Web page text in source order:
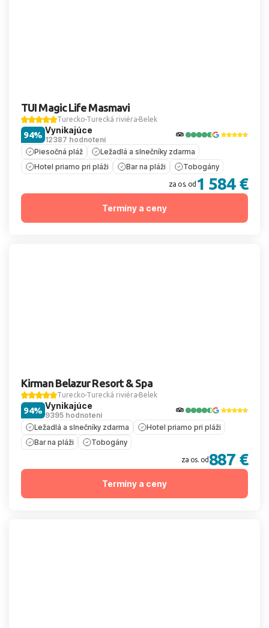
TUI Magic Life Masmavi
Turecko Turecká riviéra Belek
Vynikajúce
12387 hodnotení
94%
Piesočná pláž
Ležadlá a slnečníky zdarma
Hotel priamo pri pláži
Bar na pláži Tobogány
za os. od 1 584 €
Termíny a ceny
Kirman Belazur Resort & Spa
Turecko Turecká riviéra Belek
Vynikajúce
9395 hodnotení
94%
Ležadlá a slnečníky zdarma
Hotel priamo pri pláži
Bar na pláži
Tobogány
za os. od 887 €
Termíny a ceny